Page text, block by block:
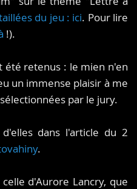
du jeu : ici. Pour lire
!).
été retenus : le mien n'en
un immense plaisir à me
par le jury.
dans l'article du 2
.
d'Aurore Lancry, que